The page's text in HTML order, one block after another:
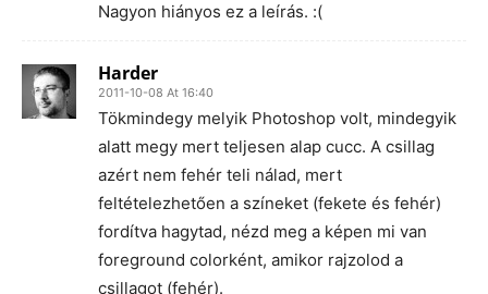
Nagyon hiányos ez a leírás. :(
Harder
2011-10-08 At 16:40
Tökmindegy melyik Photoshop volt, mindegyik
alatt megy mert teljesen alap cucc. A csillag
azért nem fehér teli nálad, mert
feltételezhetően a színeket (fekete és fehér)
fordítva hagytad, nézd meg a képen mi van
foreground colorként, amikor rajzolod a
csillagot (fehér).